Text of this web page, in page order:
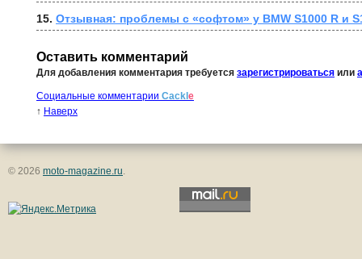
15. Отзывная: проблемы с «софтом» у BMW S1000 R и
Оставить комментарий
Для добавления комментария требуется зарегистрироваться или
Социальные комментарии Cackl e
↑ Наверх
© 2026 moto-magazine.ru.